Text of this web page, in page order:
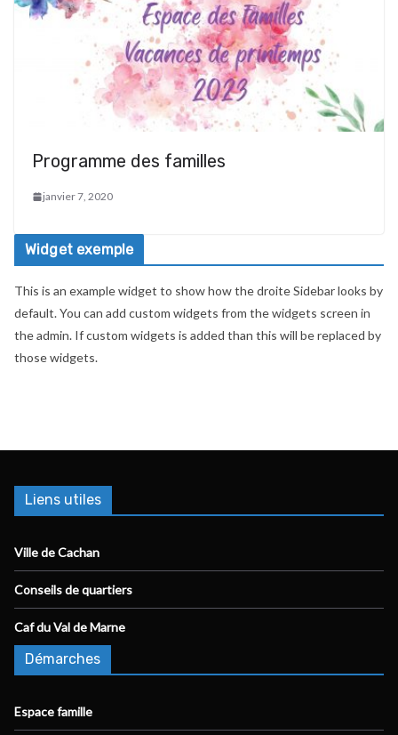
Programme des familles
janvier 7, 2020
Widget exemple
This is an example widget to show how the droite Sidebar looks by
default. You can add custom widgets from the widgets screen in
the admin. If custom widgets is added than this will be replaced by
those widgets.
Liens utiles
Ville de Cachan
Conseils de quartiers
Caf du Val de Marne
Démarches
Espace famille